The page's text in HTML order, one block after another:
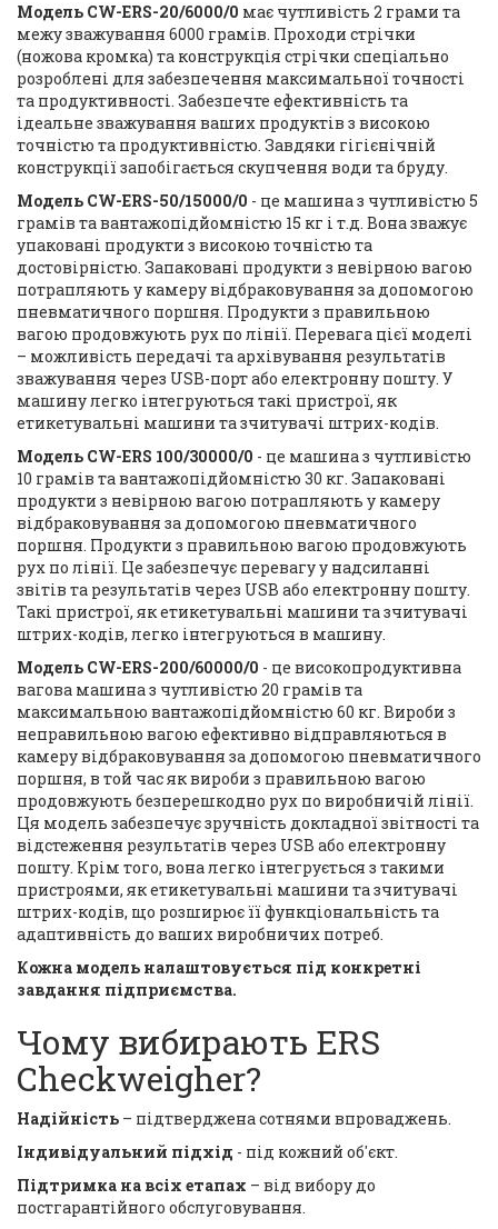
Модель CW-ERS-20/6000/0 має чутливість 2 грами та
межу зважування 6000 грамів. Проходи стрічки
(ножова кромка) та конструкція стрічки спеціально
розроблені для забезпечення максимальної точності
та продуктивності. Забезпечте ефективність та
ідеальне зважування ваших продуктів з високою
точністю та продуктивністю. Завдяки гігієнічній
конструкції запобігається скупчення води та бруду.
Модель CW-ERS-50/15000/0 - це машина з чутливістю 5
грамів та вантажопідйомністю 15 кг і т.д. Вона зважує
упаковані продукти з високою точністю та
достовірністю. Запаковані продукти з невірною вагою
потрапляють у камеру відбраковування за допомогою
пневматичного поршня. Продукти з правильною
вагою продовжують рух по лінії. Перевага цієї моделі
– можливість передачі та архівування результатів
зважування через USB-порт або електронну пошту. У
машину легко інтегруються такі пристрої, як
етикетувальні машини та зчитувачі штрих-кодів.
Модель CW-ERS 100/30000/0 - це машина з чутливістю
10 грамів та вантажопідйомністю 30 кг. Запаковані
продукти з невірною вагою потрапляють у камеру
відбраковування за допомогою пневматичного
поршня. Продукти з правильною вагою продовжують
рух по лінії. Це забезпечує перевагу у надсиланні
звітів та результатів через USB або електронну пошту.
Такі пристрої, як етикетувальні машини та зчитувачі
штрих-кодів, легко інтегруються в машину.
Модель CW-ERS-200/60000/0 - це високопродуктивна
вагова машина з чутливістю 20 грамів та
максимальною вантажопідйомністю 60 кг. Вироби з
неправильною вагою ефективно відправляються в
камеру відбраковування за допомогою пневматичного
поршня, в той час як вироби з правильною вагою
продовжують безперешкодно рух по виробничій лінії.
Ця модель забезпечує зручність докладної звітності та
відстеження результатів через USB або електронну
пошту. Крім того, вона легко інтегрується з такими
пристроями, як етикетувальні машини та зчитувачі
штрих-кодів, що розширює її функціональність та
адаптивність до ваших виробничих потреб.
Кожна модель налаштовується під конкретні
завдання підприємства.
Чому вибирають ERS
Checkweigher?
Надійність – підтверджена сотнями впроваджень.
Індивідуальний підхід - під кожний об'єкт.
Підтримка на всіх етапах – від вибору до
постгарантійного обслуговування.